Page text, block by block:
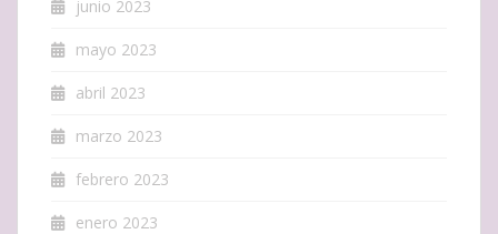
junio 2023
mayo 2023
abril 2023
marzo 2023
febrero 2023
enero 2023